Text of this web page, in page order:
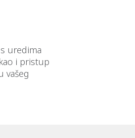
uredima
i pristup
vašeg